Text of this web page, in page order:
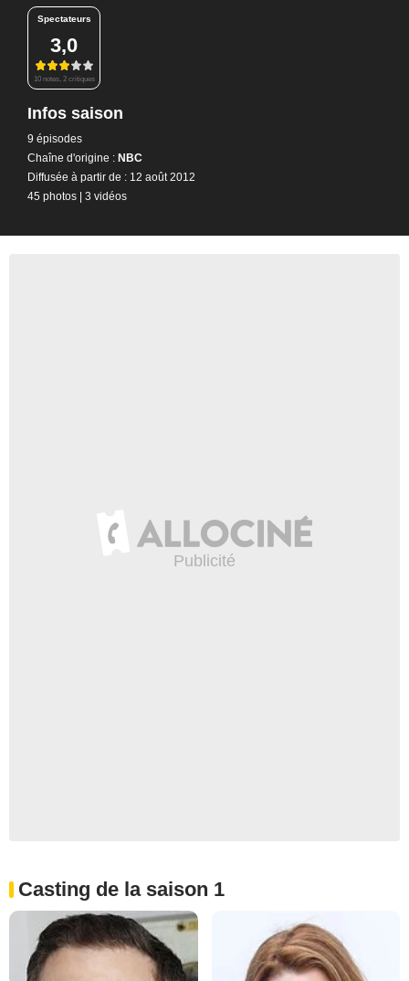
Spectateurs
3,0
10 notes, 2 critiques
Infos saison
9 épisodes
Chaîne d'origine : NBC
Diffusée à partir de : 12 août 2012
45 photos | 3 vidéos
Casting de la saison 1